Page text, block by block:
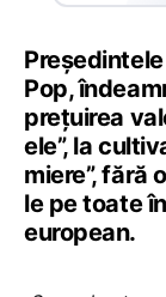
Pop,
preţuirea
ele”, la
miere”, fără
le pe toate
european.